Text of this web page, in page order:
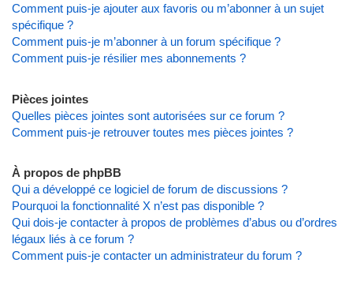
Comment puis-je ajouter aux favoris ou m’abonner à un sujet
spécifique ?
Comment puis-je m’abonner à un forum spécifique ?
Comment puis-je résilier mes abonnements ?
Pièces jointes
Quelles pièces jointes sont autorisées sur ce forum ?
Comment puis-je retrouver toutes mes pièces jointes ?
À propos de phpBB
Qui a développé ce logiciel de forum de discussions ?
Pourquoi la fonctionnalité X n’est pas disponible ?
Qui dois-je contacter à propos de problèmes d’abus ou d’ordres
légaux liés à ce forum ?
Comment puis-je contacter un administrateur du forum ?